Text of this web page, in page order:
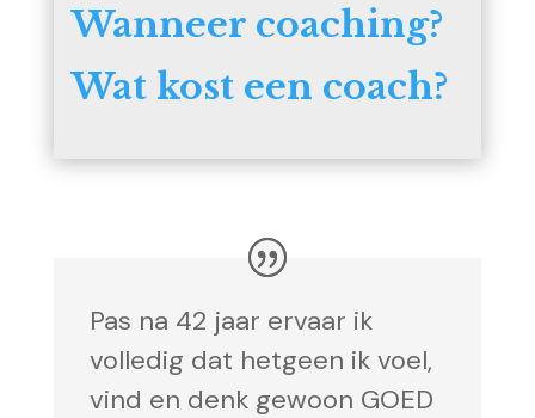
Wanneer coaching?
Wat kost een coach?
Pas na 42 jaar ervaar ik
volledig dat hetgeen ik voel,
vind en denk gewoon GOED